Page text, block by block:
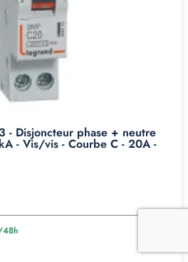
- Disjoncteur phase + neutre
- Vis/vis - Courbe C - 20A -
48h